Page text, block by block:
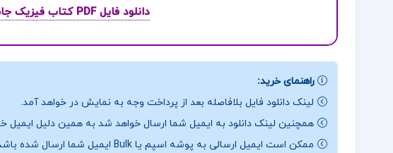
دانلود فایل PDF کتاب فیزیک جامع مهروماه دوازدهم
راهنمای خرید:
لینک دانلود فایل بلافاصله بعد از پرداخت وجه به نمایش در خواهد آمد.
همچنین لینک دانلود به ایمیل شما ارسال خواهد شد به همین دلیل ایمیل
ممکن است ایمیل ارسالی به پوشه اسپم یا Bulk ایمیل شما ارسال شده باشد.